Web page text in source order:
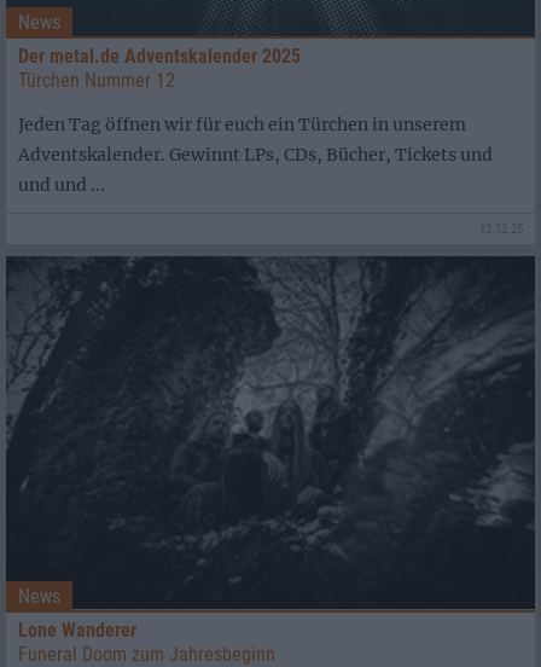
News
Der metal.de Adventskalender 2025
Türchen Nummer 12
Jeden Tag öffnen wir für euch ein Türchen in unserem
Adventskalender. Gewinnt LPs, CDs, Bücher, Tickets und
und und ...
12.12.25
News
Lone Wanderer
Funeral Doom zum Jahresbeginn